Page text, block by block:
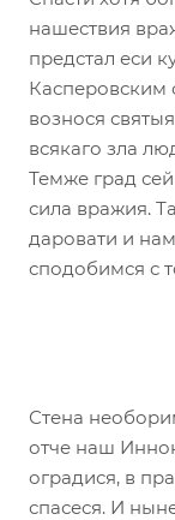
нашествия
предстал еси
вознося
всякаго зла
Темже град
сила вражия.
даровати и
сподобимся с
Стена
отче наш
оградися, в
спасеся. И